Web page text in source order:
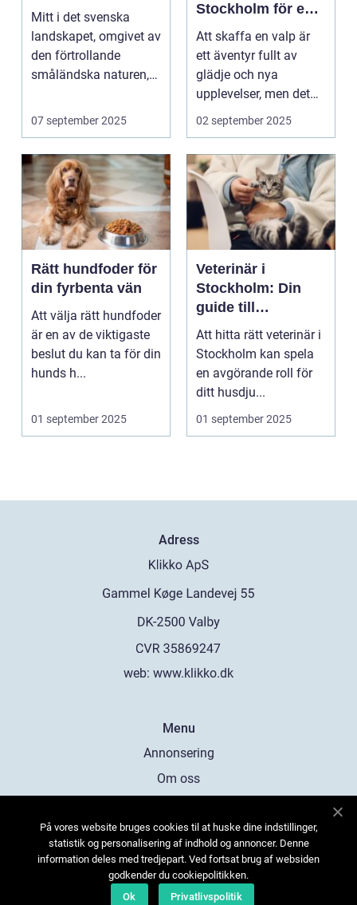
Mitt i det svenska
landskapet, omgivet av
den förtrollande
småländska naturen,
07 september 2025
Stockholm för en
lycklig och
välanpassad valp
Att skaffa en valp är
ett äventyr fullt av
glädje och nya
upplevelser, men det
st&aum...
02 september 2025
Rätt hundfoder för
din fyrbenta vän
Att välja rätt hundfoder
är en av de viktigaste
beslut du kan ta för din
hunds h...
01 september 2025
Veterinär i
Stockholm: Din
guide till
djursjukvård i
huvudstaden
Att hitta rätt veterinär i
Stockholm kan spela
en avgörande roll för
ditt husdju...
01 september 2025
Adress
web: www.klikko.dk
Menu
Annonsering
Om oss
Kontakta oss
Sitemap
På vores website bruges cookies til at huske dine indstillinger,
statistik og personalisering af indhold og annoncer. Denne
information deles med tredjepart. Ved fortsat brug af websiden
godkender du cookiepolitikken.
Ok
Privatlivspolitik